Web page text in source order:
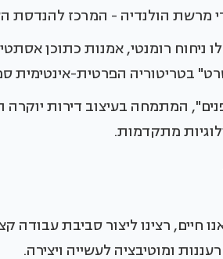
רומנטי, אמנות כתוכן אסתטי,
בטריטוריה הפרטית-אינטימית
המתמחה בעיצוב דירות יוקרה
מתקדמות.
רצינו ליצור סביבת עבודה
ומוטיבציה לעשייה ויצירה.